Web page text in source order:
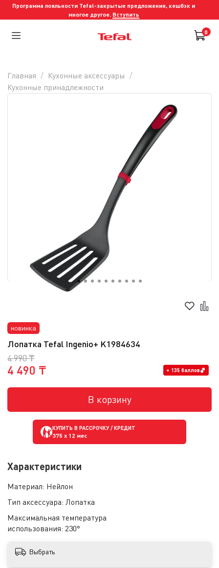
Программа лояльности Tefal-закрытые предложения, кешбэк и
многое другое. Вступить
0
новинка
Лопатка Tefal Ingenio+ K1984634
4 990 ₸
4 490 ₸ + 135 баллов
В корзину
КУПИТЬ В РАССРОЧКУ / КРЕДИТ
375 x 12 мес
Характеристики
Материал: Нейлон
Тип аксессуара: Лопатка
Максимальная температура
использования: 230°
Выбрать
Главная
Кухонные аксессуары
Кухонные принадлежности